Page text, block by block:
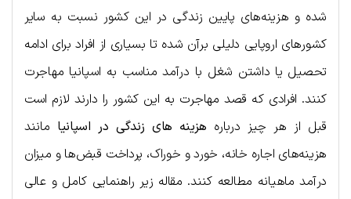
شده و هزینه‌های پایین زندگی در این کشور نسبت به سایر
کشورهای اروپایی دلیلی برآن شده تا بسیاری از افراد برای ادامه
تحصیل یا داشتن شغل با درآمد مناسب به اسپانیا مهاجرت
کنند. افرادی که قصد مهاجرت به این کشور را دارند لازم است
قبل از هر چیز درباره هزینه های زندگی در اسپانیا مانند
هزینه‌های اجاره خانه، خورد و خوراک، پرداخت قبض‌ها و میزان
درآمد ماهیانه مطالعه کنند. مقاله زیر راهنمایی کامل و عالی